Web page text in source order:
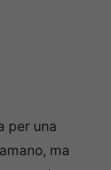
per una
ma